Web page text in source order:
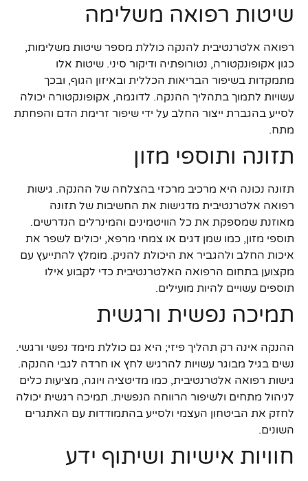
שיטות רפואה משלימה
רפואה אלטרנטיבית להנקה כוללת מספר שיטות משלימות,
כגון אקופונקטורה, נטורופתיה ודיקור סיני. שיטות אלו
מתמקדות בשיפור הבריאות הכללית ובאיזון הגוף, ובכך
עשויות לתמוך בתהליך ההנקה. לדוגמה, אקופונקטורה יכולה
לסייע בהגברת ייצור החלב על ידי שיפור זרימת הדם והפחתת
מתח.
תזונה ותוספי מזון
תזונה נכונה היא מרכיב מרכזי בהצלחה של ההנקה. גישות
רפואה אלטרנטיבית מדגישות את החשיבות של תזונה
מאוזנת שמספקת את כל הוויטמינים והמינרלים הנדרשים.
תוספי מזון, כמו שמן דגים או צמחי מרפא, יכולים לשפר את
איכות החלב ולהגביר את היכולת להניק. מומלץ להתייעץ עם
מקצוען בתחום הרפואה האלטרנטיבית כדי לקבוע אילו
תוספים עשויים להיות מועילים.
תמיכה נפשית ורגשית
ההנקה אינה רק תהליך פיזי; היא גם כוללת מימד נפשי ורגשי.
נשים בגיל מבוגר עשויות להרגיש לחץ או חרדה לגבי ההנקה.
גישות רפואה אלטרנטיבית, כמו מדיטציה ויוגה, מציעות כלים
לניהול מתחים ולשיפור הרווחה הנפשית. תמיכה רגשית יכולה
לחזק את הביטחון העצמי ולסייע בהתמודדות עם האתגרים
השונים.
חוויות אישיות ושיתוף ידע